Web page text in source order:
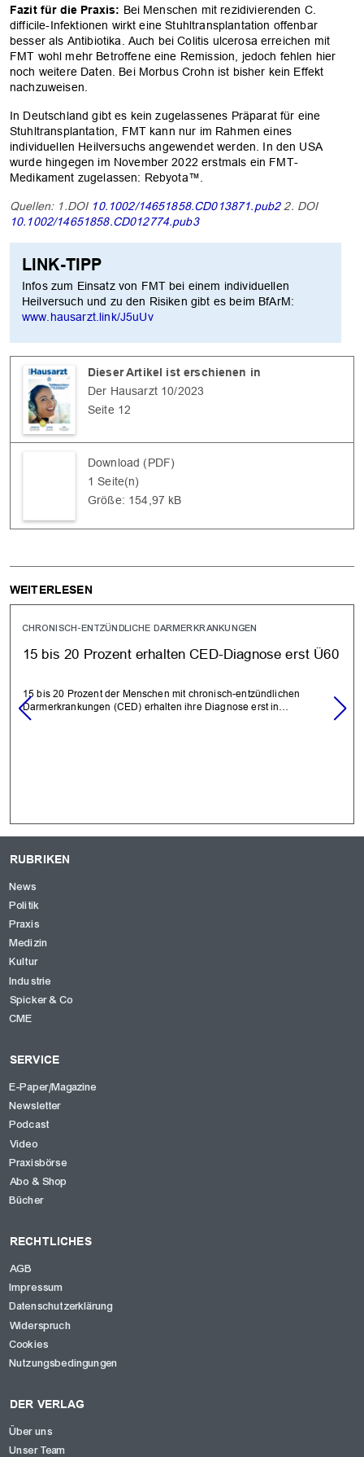
OK
Fazit für die Praxis: Bei Menschen mit rezidivierenden C.
difficile-Infektionen wirkt eine Stuhltransplantation offenbar
besser als Antibiotika. Auch bei Colitis ulcerosa erreichen mit
FMT wohl mehr Betroffene eine Remission, jedoch fehlen hier
noch weitere Daten. Bei Morbus Crohn ist bisher kein Effekt
nachzuweisen.
In Deutschland gibt es kein zugelassenes Präparat für eine
Stuhltransplantation, FMT kann nur im Rahmen eines
individuellen Heilversuchs angewendet werden. In den USA
wurde hingegen im November 2022 erstmals ein FMT-
Medikament zugelassen: Rebyota™.
Quellen: 1.DOI 10.1002/14651858.CD013871.pub22. DOI
10.1002/14651858.CD012774.pub3
LINK-TIPP
Infos zum Einsatz von FMT bei einem individuellen
Heilversuch und zu den Risiken gibt es beim BfArM:
www.hausarzt.link/J5uUv
Dieser Artikel ist erschienen in
Der Hausarzt 10/2023
Seite 12
Download (PDF)
1 Seite(n)
Größe: 154,97 kB
WEITERLESEN
CHRONISCH-ENTZÜNDLICHE DARMERKRANKUNGEN
15 bis 20 Prozent erhalten CED-Diagnose erst Ü60
15 bis 20 Prozent der Menschen mit chronisch-entzündlichen
Darmerkrankungen (CED) erhalten ihre Diagnose erst in…
RUBRIKEN
News
Politik
Praxis
Medizin
Kultur
Industrie
Spicker & Co
CME
SERVICE
E-Paper/Magazine
Newsletter
Podcast
Video
Praxisbörse
Abo & Shop
Bücher
RECHTLICHES
AGB
Impressum
Datenschutzerklärung
Widerspruch
Cookies
Nutzungsbedingungen
DER VERLAG
Über uns
Unser Team